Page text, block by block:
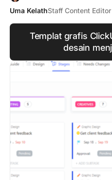
Uma KelathStaff Content Editor
Templat grafis
desain